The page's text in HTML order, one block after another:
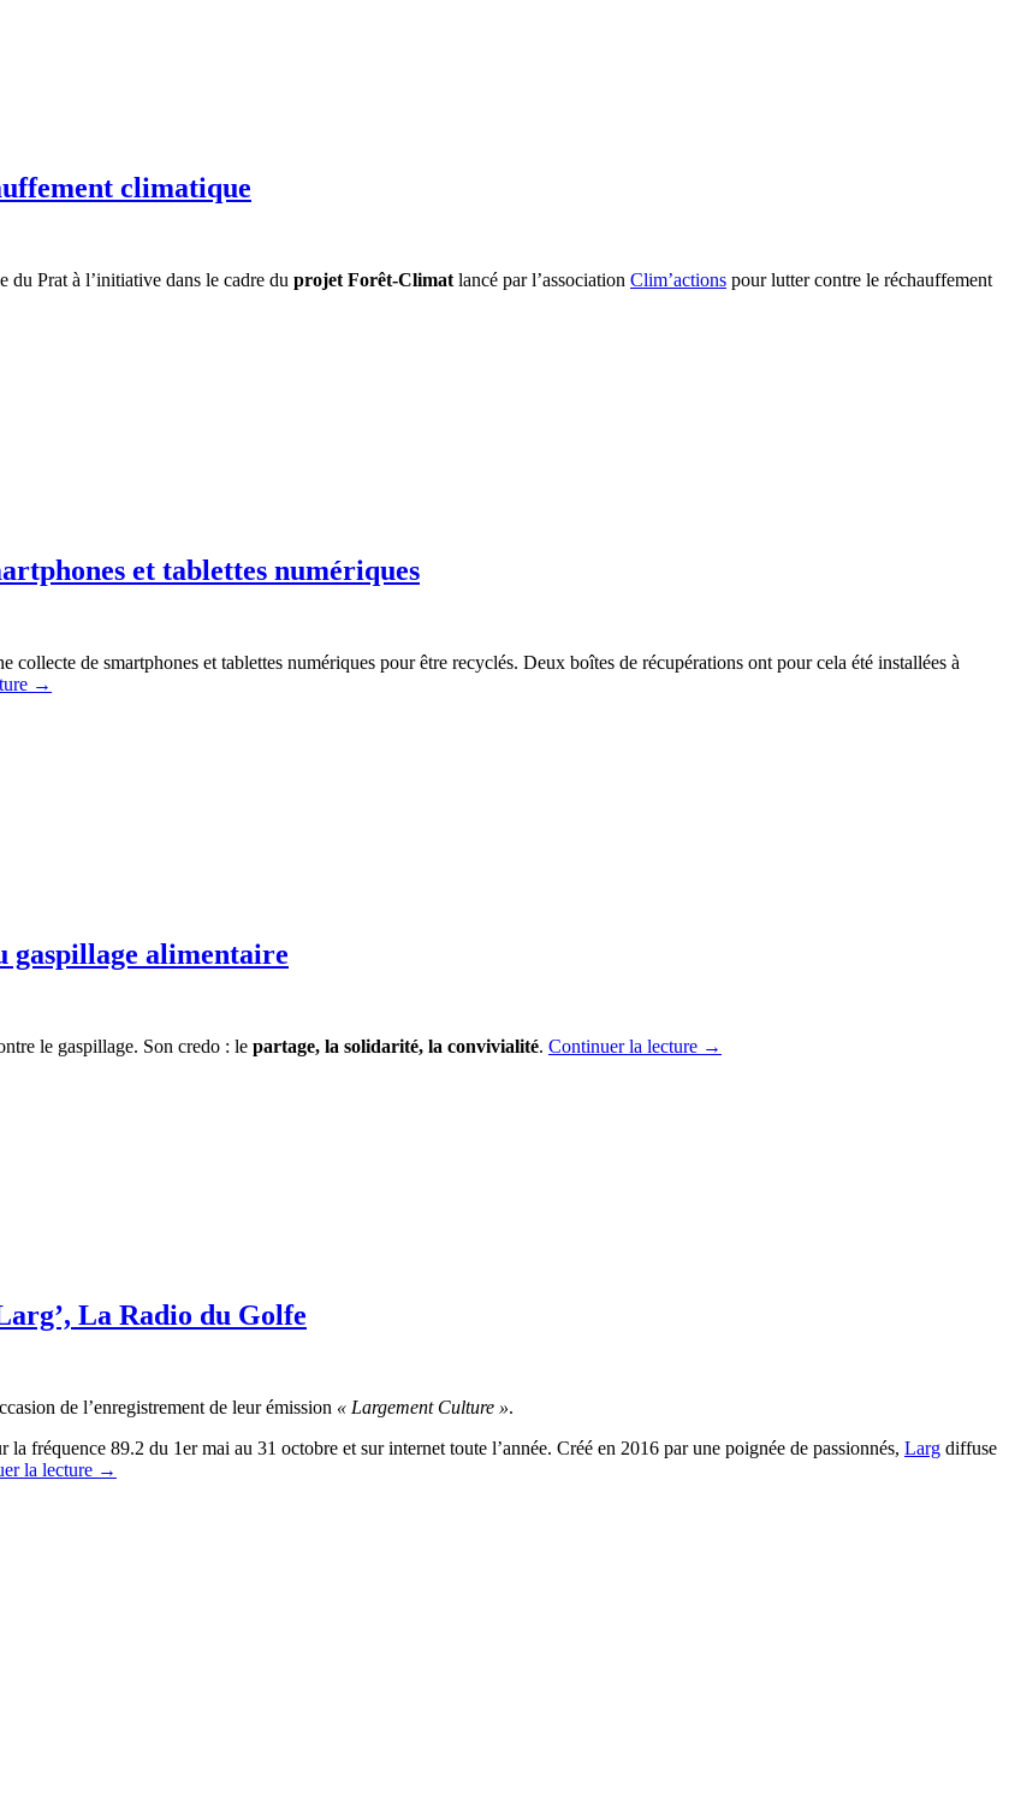
climatique
du Prat à l’initiative dans le cadre du projet Forêt-Climat lancé par l’association Clim’actions pour lutter contre le réchauffement
et tablettes numériques
collecte de smartphones et tablettes numériques pour être recyclés. Deux boîtes de récupérations ont pour cela été installées à
→
gaspillage alimentaire
le gaspillage. Son credo : le partage, la solidarité, la convivialité. Continuer la lecture →
La Radio du Golfe
de l’enregistrement de leur émission « Largement Culture ».
fréquence 89.2 du 1er mai au 31 octobre et sur internet toute l’année. Créé en 2016 par une poignée de passionnés, Larg diffuse
la lecture →